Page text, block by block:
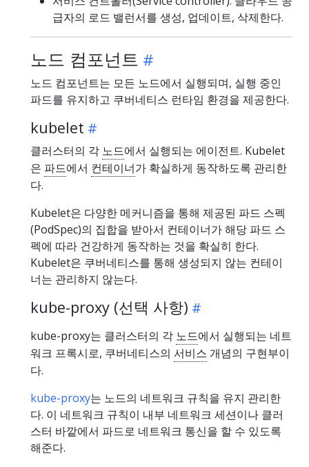
급자의 로드 밸런서를 생성, 업데이트, 삭제한다.
노드 컴포넌트
노드 컴포넌트는 모든 노드에서 실행되며, 실행 중인
파드를 유지하고 쿠버네티스 런타임 환경을 제공한다.
kubelet
클러스터의 각 노드에서 실행되는 에이전트. Kubelet
은 파드에서 컨테이너가 확실하게 동작하도록 관리한
다.
Kubelet은 다양한 메커니즘을 통해 제공된 파드 스펙
(PodSpec)의 집합을 받아서 컨테이너가 해당 파드 스
펙에 따라 건강하게 동작하는 것을 확실히 한다.
Kubelet은 쿠버네티스를 통해 생성되지 않는 컨테이
너는 관리하지 않는다.
kube-proxy (선택 사항)
kube-proxy는 클러스터의 각 노드에서 실행되는 네트
워크 프록시로, 쿠버네티스의 서비스 개념의 구현부이
다.
kube-proxy는 노드의 네트워크 규칙을 유지 관리한
다. 이 네트워크 규칙이 내부 네트워크 세션이나 클러
스터 바깥에서 파드로 네트워크 통신을 할 수 있도록
해준다.